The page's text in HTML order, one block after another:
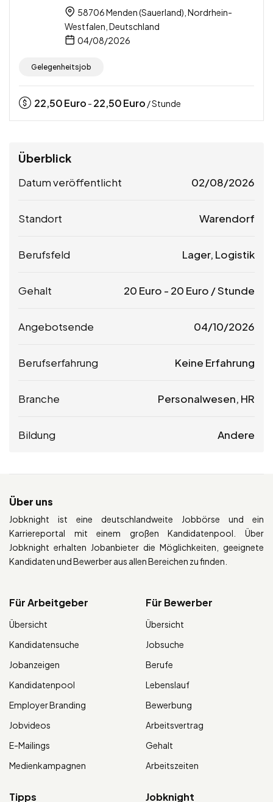
58706 Menden (Sauerland), Nordrhein-
Westfalen, Deutschland
04/08/2026
Gelegenheitsjob
22,50Euro - 22,50Euro / Stunde
Überblick
Datum veröffentlicht 02/08/2026
Standort Warendorf
Berufsfeld Lager, Logistik
Gehalt 20 Euro - 20 Euro / Stunde
Angebotsende 04/10/2026
Berufserfahrung Keine Erfahrung
Branche Personalwesen, HR
Bildung Andere
Über uns
Jobknight ist eine deutschlandweite Jobbörse und ein
Karriereportal mit einem großen Kandidatenpool. Über
Jobknight erhalten Jobanbieter die Möglichkeiten, geeignete
Kandidaten und Bewerber aus allen Bereichen zu finden.
Für Arbeitgeber
Übersicht
Kandidatensuche
Jobanzeigen
Kandidatenpool
Employer Branding
Jobvideos
E-Mailings
Medienkampagnen
Für Bewerber
Übersicht
Jobsuche
Berufe
Lebenslauf
Bewerbung
Arbeitsvertrag
Gehalt
Arbeitszeiten
Tipps Jobknight